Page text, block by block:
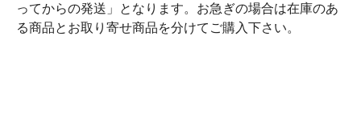
ってからの発送」となります。お急ぎの場合は在庫のあ
る商品とお取り寄せ商品を分けてご購入下さい。